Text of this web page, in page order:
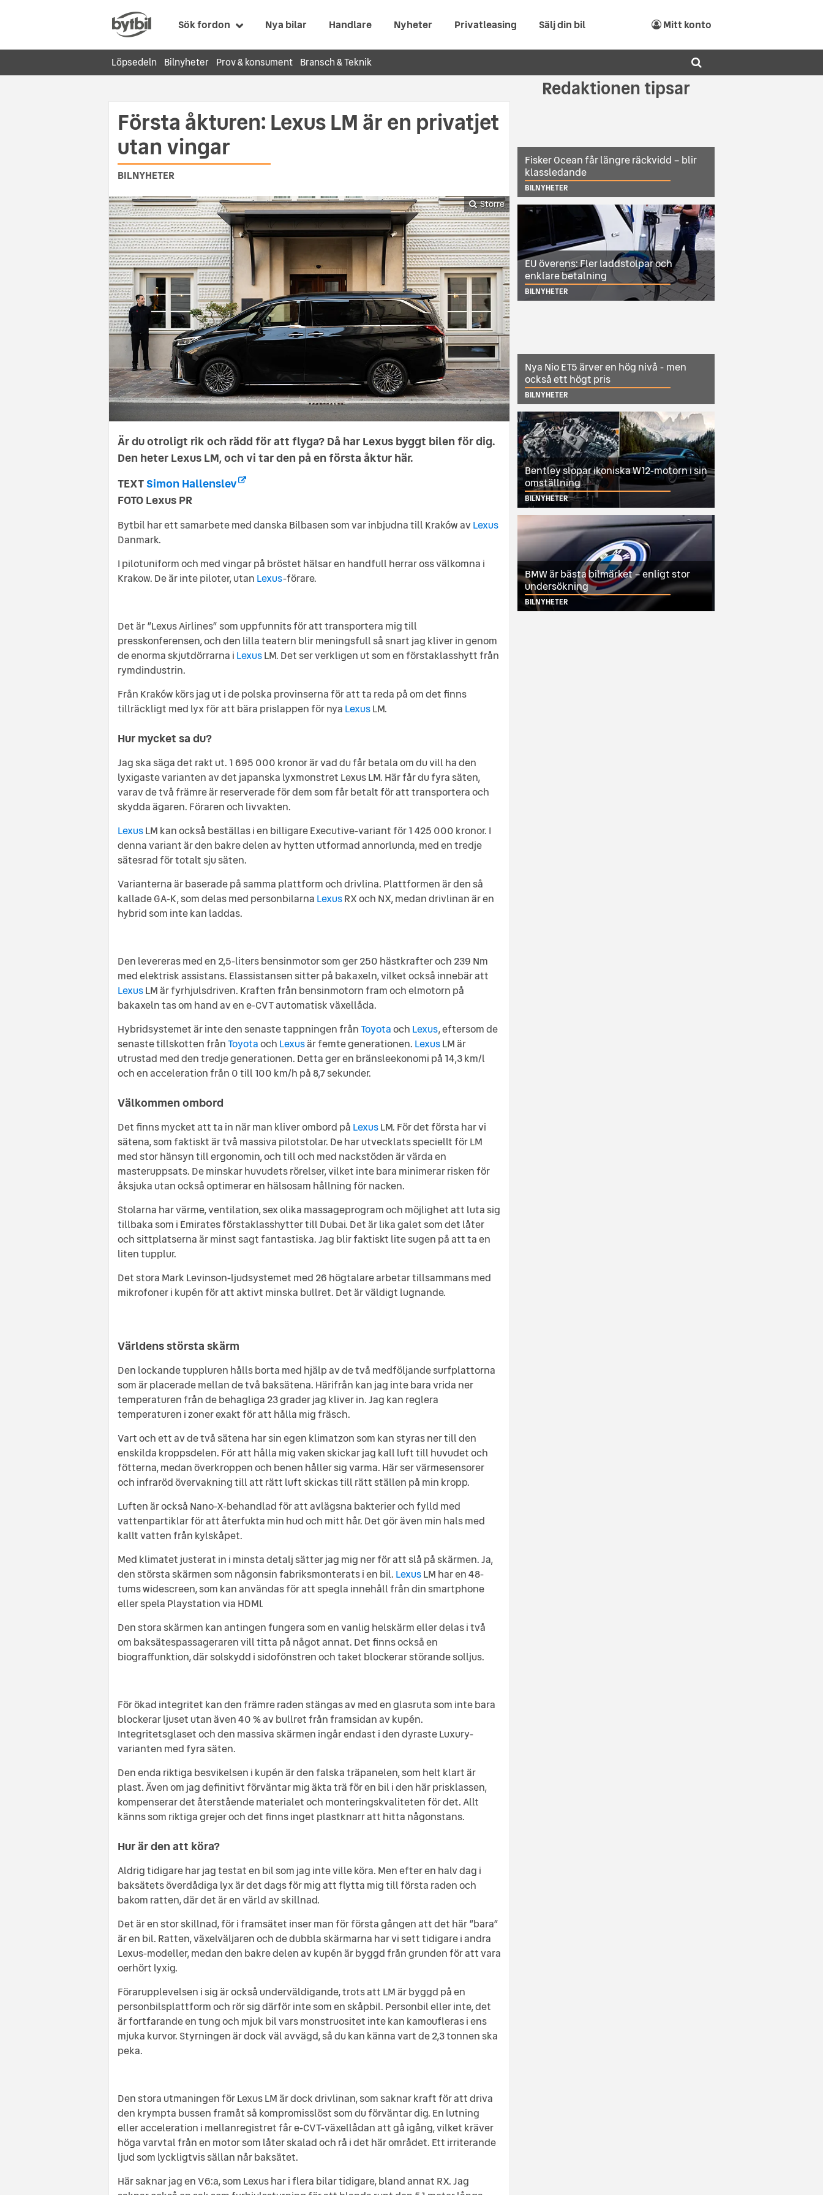
Sök fordon Nya bilar Handlare Nyheter Privatleasing Sälj din bil Mitt konto
Löpsedeln Bilnyheter Prov & konsument Bransch & Teknik
Redaktionen tipsar
Första åkturen: Lexus LM är en privatjet
utan vingar
BILNYHETER
Större
Är du otroligt rik och rädd för att flyga? Då har Lexus byggt bilen för dig.
Den heter Lexus LM, och vi tar den på en första åktur här.
TEXTSimon Hallenslev
FOTO Lexus PR
Bytbil har ett samarbete med danska Bilbasen som var inbjudna till Kraków avLexus
Danmark.
I pilotuniform och med vingar på bröstet hälsar en handfull herrar oss välkomna i
Krakow. De är inte piloter, utan Lexus-förare.
Det är ”Lexus Airlines” som uppfunnits för att transportera mig till
presskonferensen, och den lilla teatern blir meningsfull så snart jag kliver in genom
de enorma skjutdörrarna i LexusLM. Det ser verkligen ut som en förstaklasshytt från
rymdindustrin.
Från Kraków körs jag ut i de polska provinserna för att ta reda på om det finns
tillräckligt med lyx för att bära prislappen för nya LexusLM.
Hur mycket sa du?
Jag ska säga det rakt ut. 1 695 000 kronor är vad du får betala om du vill ha den
lyxigaste varianten av det japanska lyxmonstret Lexus LM. Här får du fyra säten,
varav de två främre är reserverade för dem som får betalt för att transportera och
skydda ägaren. Föraren och livvakten.
LexusLM kan också beställas i en billigare Executive-variant för 1 425 000 kronor. I
denna variant är den bakre delen av hytten utformad annorlunda, med en tredje
sätesrad för totalt sju säten.
Varianterna är baserade på samma plattform och drivlina. Plattformen är den så
kallade GA-K, som delas med personbilarna LexusRX och NX, medan drivlinan är en
hybrid som inte kan laddas.
Den levereras med en 2,5-liters bensinmotor som ger 250 hästkrafter och 239 Nm
med elektrisk assistans. Elassistansen sitter på bakaxeln, vilket också innebär att
LexusLM är fyrhjulsdriven. Kraften från bensinmotorn fram och elmotorn på
bakaxeln tas om hand av en e-CVT automatisk växellåda.
Hybridsystemet är inte den senaste tappningen frånToyotaoch Lexus, eftersom de
senaste tillskotten frånToyotaoch Lexusär femte generationen. LexusLM är
utrustad med den tredje generationen. Detta ger en bränsleekonomi på 14,3 km/l
och en acceleration från 0 till 100 km/h på 8,7 sekunder.
Välkommen ombord
Det finns mycket att ta in när man kliver ombord på LexusLM. För det första har vi
sätena, som faktiskt är två massiva pilotstolar. De har utvecklats speciellt för LM
med stor hänsyn till ergonomin, och till och med nackstöden är värda en
masteruppsats. De minskar huvudets rörelser, vilket inte bara minimerar risken för
åksjuka utan också optimerar en hälsosam hållning för nacken.
Stolarna har värme, ventilation, sex olika massageprogram och möjlighet att luta sig
tillbaka som i Emirates förstaklasshytter till Dubai. Det är lika galet som det låter
och sittplatserna är minst sagt fantastiska. Jag blir faktiskt lite sugen på att ta en
liten tupplur.
Det stora Mark Levinson-ljudsystemet med 26 högtalare arbetar tillsammans med
mikrofoner i kupén för att aktivt minska bullret. Det är väldigt lugnande.
Världens största skärm
Den lockande tuppluren hålls borta med hjälp av de två medföljande surfplattorna
som är placerade mellan de två baksätena. Härifrån kan jag inte bara vrida ner
temperaturen från de behagliga 23 grader jag kliver in. Jag kan reglera
temperaturen i zoner exakt för att hålla mig fräsch.
Vart och ett av de två sätena har sin egen klimatzon som kan styras ner till den
enskilda kroppsdelen. För att hålla mig vaken skickar jag kall luft till huvudet och
fötterna, medan överkroppen och benen håller sig varma. Här ser värmesensorer
och infraröd övervakning till att rätt luft skickas till rätt ställen på min kropp.
Luften är också Nano-X-behandlad för att avlägsna bakterier och fylld med
vattenpartiklar för att återfukta min hud och mitt hår. Det gör även min hals med
kallt vatten från kylskåpet.
Med klimatet justerat in i minsta detalj sätter jag mig ner för att slå på skärmen. Ja,
den största skärmen som någonsin fabriksmonterats i en bil. LexusLM har en 48-
tums widescreen, som kan användas för att spegla innehåll från din smartphone
eller spela Playstation via HDMI.
Den stora skärmen kan antingen fungera som en vanlig helskärm eller delas i två
om baksätespassageraren vill titta på något annat. Det finns också en
biograffunktion, där solskydd i sidofönstren och taket blockerar störande solljus.
För ökad integritet kan den främre raden stängas av med en glasruta som inte bara
blockerar ljuset utan även 40 % av bullret från framsidan av kupén.
Integritetsglaset och den massiva skärmen ingår endast i den dyraste Luxury-
varianten med fyra säten.
Den enda riktiga besvikelsen i kupén är den falska träpanelen, som helt klart är
plast. Även om jag definitivt förväntar mig äkta trä för en bil i den här prisklassen,
kompenserar det återstående materialet och monteringskvaliteten för det. Allt
känns som riktiga grejer och det finns inget plastknarr att hitta någonstans.
Hur är den att köra?
Aldrig tidigare har jag testat en bil som jag inte ville köra. Men efter en halv dag i
baksätets överdådiga lyx är det dags för mig att flytta mig till första raden och
bakom ratten, där det är en värld av skillnad.
Det är en stor skillnad, för i framsätet inser man för första gången att det här ”bara”
är en bil. Ratten, växelväljaren och de dubbla skärmarna har vi sett tidigare i andra
Lexus-modeller, medan den bakre delen av kupén är byggd från grunden för att vara
oerhört lyxig.
Förarupplevelsen i sig är också underväldigande, trots att LM är byggd på en
personbilsplattform och rör sig därför inte som en skåpbil. Personbil eller inte, det
är fortfarande en tung och mjuk bil vars monstruositet inte kan kamoufleras i ens
mjuka kurvor. Styrningen är dock väl avvägd, så du kan känna vart de 2,3 tonnen ska
peka.
Den stora utmaningen för Lexus LM är dock drivlinan, som saknar kraft för att driva
den krympta bussen framåt så kompromisslöst som du förväntar dig. En lutning
eller acceleration i mellanregistret får e-CVT-växellådan att gå igång, vilket kräver
höga varvtal från en motor som låter skalad och rå i det här området. Ett irriterande
ljud som lyckligtvis sällan når baksätet.
Här saknar jag en V6:a, som Lexus har i flera bilar tidigare, bland annat RX. Jag
Fisker Ocean får längre räckvidd – blir
klassledande
BILNYHETER
EU överens: Fler laddstolpar och
enklare betalning
BILNYHETER
Nya Nio ET5 ärver en hög nivå - men
också ett högt pris
BILNYHETER
Bentley slopar ikoniska W12-motorn i sin
omställning
BILNYHETER
BMW är bästa bilmärket – enligt stor
undersökning
BILNYHETER